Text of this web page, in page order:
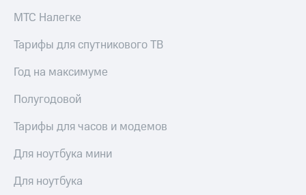
Детям
Здоровье
и фитнес
Приложения
от МТС
Акции
Приложения
КИОН
Все
приложения
Инвестиции
Получайте
доход
онлайн
Страхование
Покупка
онлайн
МТС Налегке
Тарифы для спутникового ТВ
Год на максимуме
Полугодовой
Тарифы для часов и модемов
Для ноутбука мини
Для ноутбука